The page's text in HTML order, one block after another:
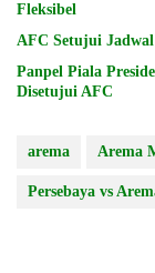
Fleksibel
AFC Setujui
Panpel Piala
Disetujui AFC
arema Arema
Persebaya vs